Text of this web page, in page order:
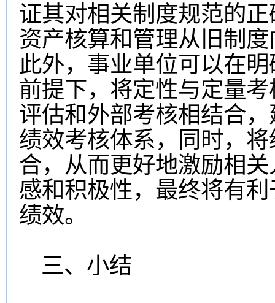
证其对相关制度规范的
资产核算和管理从旧制
此外，事业单位可以在
前提下，将定性与定量
评估和外部考核相结合
绩效考核体系，同时，
合，从而更好地激励相
感和积极性，最终将有
绩效。
三、小结